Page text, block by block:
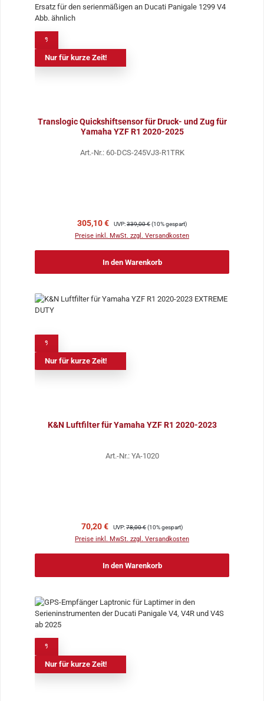
Nur für kurze Zeit!
Translogic Quickshiftsensor für Druck- und Zug für
Yamaha YZF R1 2020-2025
Art.-Nr.: 60-DCS-245VJ3-R1TRK
Verkaufspreis:
305,10 € Regulärer Preis:
UVP:339,00 €(10% gespart)
Preise inkl. MwSt. zzgl. Versandkosten
In den Warenkorb
Nur für kurze Zeit!
K&N Luftfilter für Yamaha YZF R1 2020-2023
Art.-Nr.: YA-1020
Verkaufspreis:
70,20 € Regulärer Preis:
UVP:78,00 €(10% gespart)
Preise inkl. MwSt. zzgl. Versandkosten
In den Warenkorb
Nur für kurze Zeit!